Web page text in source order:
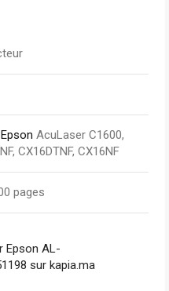
Epson AcuLaser C1600,
CX16DTNF, CX16NF
pages
Epson AL-
sur kapia.ma